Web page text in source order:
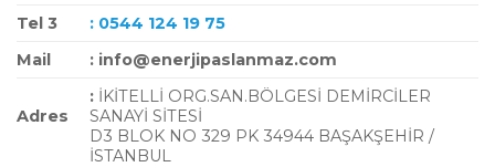
Tel 3
: 0544 124 19 75
Mail
: info@enerjipaslanmaz.com
Adres
: İKİTELLİ ORG.SAN.BÖLGESİ DEMİRCİLER
SANAYİ SİTESİ
D3 BLOK NO 329 PK 34944 BAŞAKŞEHİR /
İSTANBUL